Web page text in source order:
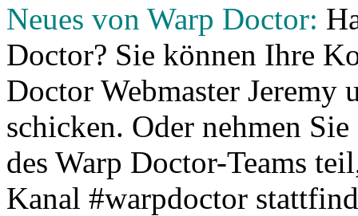
Neues von Warp Doctor:
Doctor? Sie können Ihre
Doctor Webmaster Jeremy
schicken. Oder nehmen
des Warp Doctor-Teams
Kanal #warpdoctor